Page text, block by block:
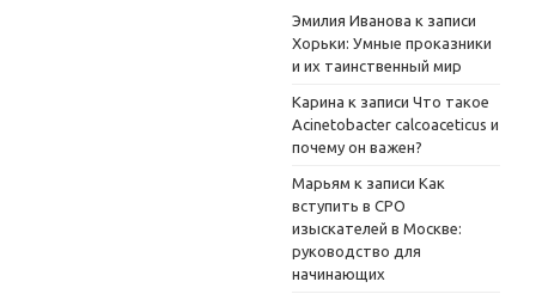
Эмилия Иванова к записи
Хорьки: Умные проказники
и их таинственный мир
Карина к записи Что такое
Acinetobacter calcoaceticus и
почему он важен?
Марьям к записи Как
вступить в СРО
изыскателей в Москве:
руководство для
начинающих